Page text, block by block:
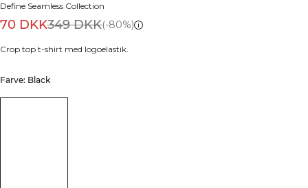
Define Seamless Collection
70 DKK349 DKK(-80%)
Crop top t-shirt med logoelastik.
Farve: Black